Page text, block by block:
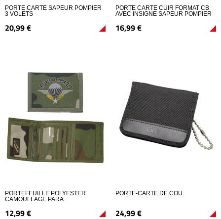
PORTE CARTE SAPEUR POMPIER
3 VOLETS
20,99€
PORTE CARTE CUIR FORMAT CB
AVEC INSIGNE SAPEUR POMPIER
16,99€
PORTEFEUILLE POLYESTER
CAMOUFLAGE PARA
12,99€
PORTE-CARTE DE COU
24,99€